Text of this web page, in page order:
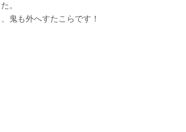
。
鬼も外へすたこらです！